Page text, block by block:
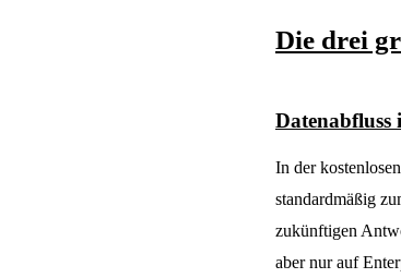
Die drei
In der
standardmäßig
zukünftigen
aber nur auf